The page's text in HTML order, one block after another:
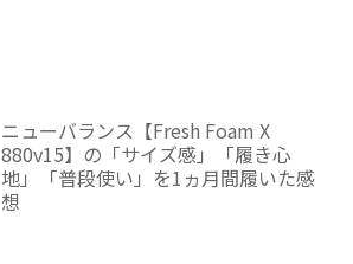
ニューバランス【Fresh Foam X
880v15】の「サイズ感」「履き心
地」「普段使い」を1ヵ月間履いた感
想